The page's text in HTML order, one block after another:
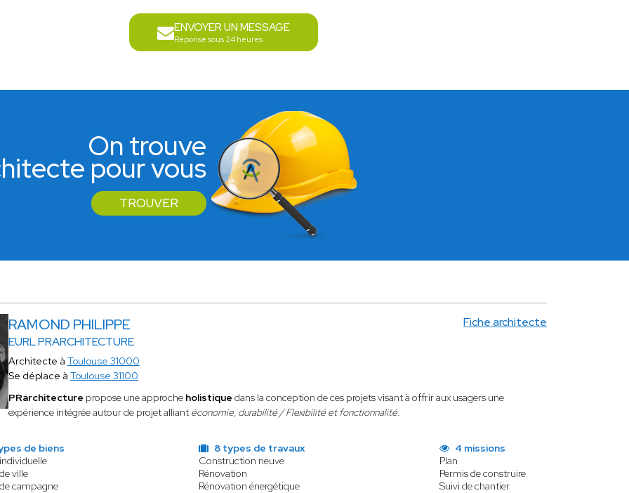
ENVOYER UN MESSAGE
Réponse sous 24 heures
On trouve
pour vous
TROUVER
RAMOND PHILIPPE
EURL PRARCHITECTURE
Fiche architecte
Architecte à Toulouse 31000
Se déplace à Toulouse 31100
PRarchitecture propose une approche holistique dans la conception de ces projets visant à offrir aux usagers une
expérience intégrée autour de projet alliant économie, durabilité / Flexibilité et fonctionnalité.
de biens
ville
campagne
8 types de travaux
Construction neuve
Rénovation
Rénovation énergétique
4 missions
Plan
Permis de construire
Suivi de chantier